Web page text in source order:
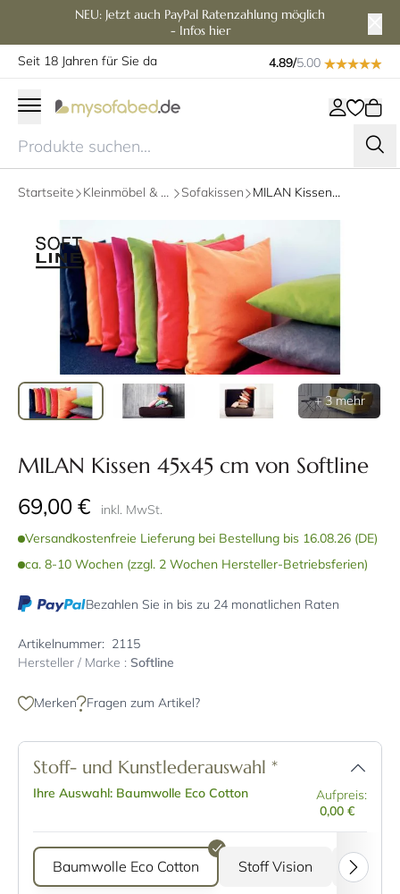
NEU: Jetzt auch PayPal Ratenzahlung möglich
- Infos hier
Seit 18 Jahren für Sie da
4.89/5.00
Startseite Kleinmöbel & Zubehör Sofakissen MILAN Kissen 45x45 cm von Softline
+ 3 mehr
MILAN Kissen 45x45 cm von Softline
69,00 €
inkl. MwSt.
Versandkostenfreie Lieferung bei Bestellung bis 16.08.26 (DE)
ca. 8-10 Wochen (zzgl. 2 Wochen Hersteller-Betriebsferien)
Bezahlen Sie in bis zu 24 monatlichen Raten
Artikelnummer: 2115
Hersteller / Marke : Softline
Merken Fragen zum Artikel?
Stoff- und Kunstlederauswahl *
Ihre Auswahl: Baumwolle Eco Cotton
Aufpreis:
0,00 €
Baumwolle Eco Cotton Stoff Vision Stoff